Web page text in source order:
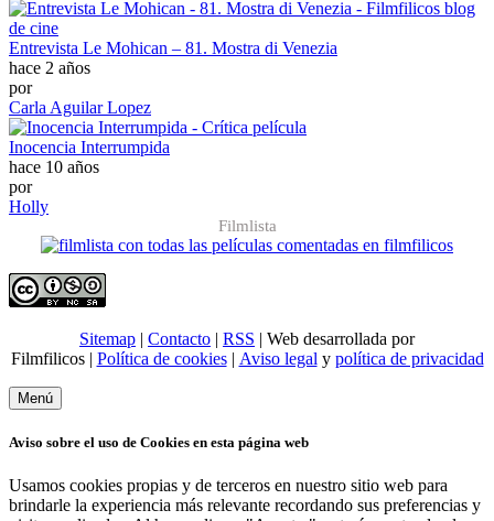
Entrevista Le Mohican – 81. Mostra di Venezia
hace 2 años
por
Carla Aguilar Lopez
Inocencia Interrumpida
hace 10 años
por
Holly
Filmlista
Sitemap | Contacto | RSS | Web desarrollada por
Filmfilicos | Política de cookies| Aviso legal y política de privacidad
Menú
Aviso sobre el uso de Cookies en esta página web
Usamos cookies propias y de terceros en nuestro sitio web para
brindarle la experiencia más relevante recordando sus preferencias y